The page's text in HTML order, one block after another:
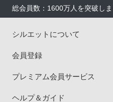
総会員数：1600万人を突破し
シルエットについて
会員登録
プレミアム会員サービス
ヘルプ＆ガイド